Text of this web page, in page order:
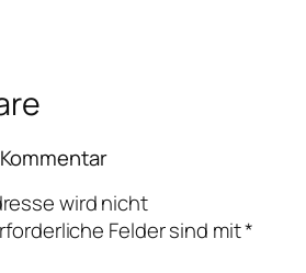
wird nicht
Felder sind mit*